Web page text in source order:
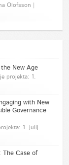
Olofsson |
New Age
projekta: 1.
with New
Governance
1. julij
The Case of